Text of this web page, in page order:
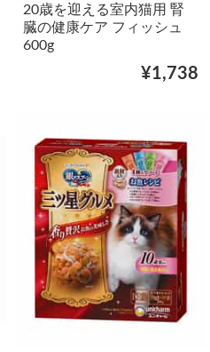
20歳を迎える室内猫用 腎
臓の健康ケア フィッシュ
600g
¥1,738